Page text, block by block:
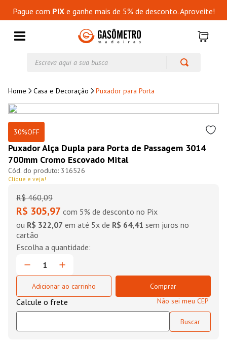
Pague com PIXe ganhe mais de 5% de desconto. Aproveite!
Casa e Decoração Puxador para Porta
30%OFF
Puxador Alça Dupla para Porta de Passagem 3014
700mm Cromo Escovado Mital
316526
Clique e veja!
R$ 460,09
R$ 305,97 com 5% de desconto no Pix
ou R$ 322,07 em até 5x de R$ 64,41 sem juros no
cartão
Adicionar ao carrinho
Comprar
Não sei meu CEP